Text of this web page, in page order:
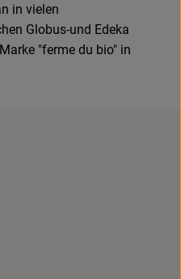
in vielen
Globus-und Edeka
"ferme du bio" in
verbraucher
www.facebook.com/
https://www.instagram.com/